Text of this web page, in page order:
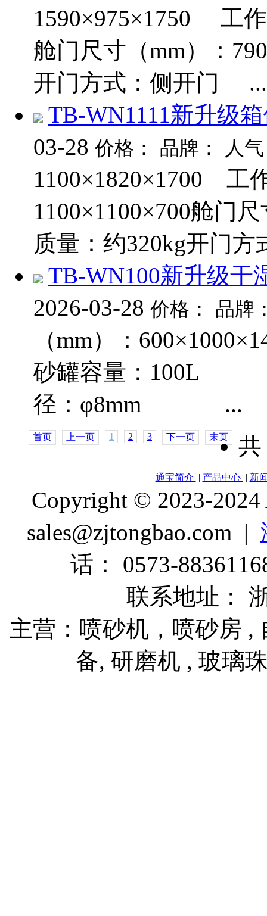
1590×975×1750 工作
舱门尺寸（mm）：
开门方式：侧开门 ...
TB-WN1111新升级
03-28 价格： 品牌： 人
1100×1820×1700 工
1100×1100×700舱
质量：约320kg开门
TB-WN100新升级干
2026-03-28 价格： 品牌
（mm）：
砂罐容量：100L
径：φ8mm ...
首页 上一页 1 2 3 下一页 末页 共
通宝简介 | 产品中心 | 新
Copyright © 2023-
sales@zjtongbao.com |
话： 0573-
联系地址：
主营：喷砂机，喷砂房 ,
备, 研磨机 , 玻璃